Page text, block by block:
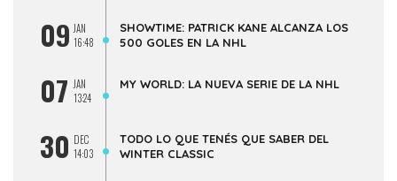
09 JAN
16:48
SHOWTIME: PATRICK KANE ALCANZA LOS
500 GOLES EN LA NHL
07 JAN
13:24
MY WORLD: LA NUEVA SERIE DE LA NHL
30 DEC
14:03
TODO LO QUE TENÉS QUE SABER DEL
WINTER CLASSIC